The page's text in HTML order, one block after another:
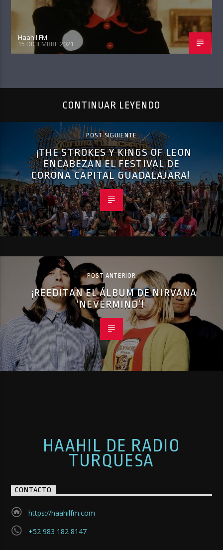
Haahil FM
15 DICIEMBRE 2021
CONTINUAR LEYENDO
POST SIGUIENTE
¡THE STROKES Y KINGS OF LEON
ENCABEZAN EL FESTIVAL DE
CORONA CAPITAL GUADALAJARA!
POST ANTERIOR
¡REEDITAN EL ÁLBUM DE NIRVANA
‘NEVERMIND’!
HAAHIL DE RADIO
TURQUESA
CONTACTO
https://haahilfm.com
+52 983 182 8147